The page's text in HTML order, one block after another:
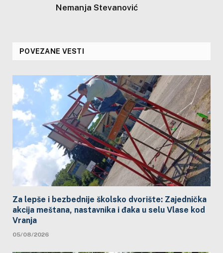
Nemanja Stevanović
POVEZANE VESTI
Za lepše i bezbednije školsko dvorište: Zajednička
akcija meštana, nastavnika i đaka u selu Vlase kod
Vranja
05/08/2026